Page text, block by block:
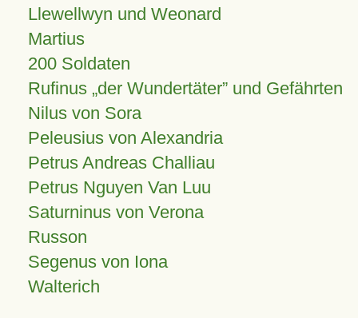
Llewellwyn und Weonard
Martius
200 Soldaten
Rufinus „der Wundertäter” und Gefährten
Nilus von Sora
Peleusius von Alexandria
Petrus Andreas Challiau
Petrus Nguyen Van Luu
Saturninus von Verona
Russon
Segenus von Iona
Walterich